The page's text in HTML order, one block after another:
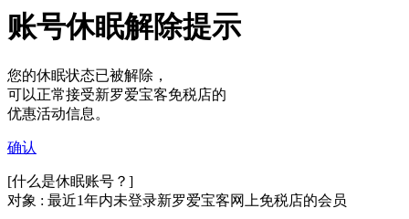
账号休眠解除提示
您的休眠状态已被解除，
可以正常接受新罗爱宝客免税店的
优惠活动信息。
确认
[什么是休眠账号？]
对象 : 最近1年内未登录新罗爱宝客网上免税店的会员